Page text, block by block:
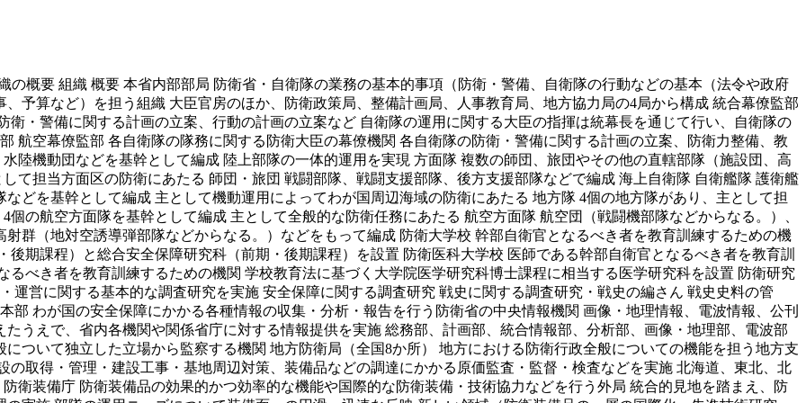
の概要 組織 概要 本省内部部局 防衛省・自衛隊の業務の基本的事項（防衛・警備、自衛隊の行動などの基本（法令や政府
予算など）を担う組織 大臣官房のほか、防衛政策局、整備計画局、人事教育局、地方協力局の4局から構成 統合幕僚監部
・警備に関する計画の立案、行動の計画の立案など 自衛隊の運用に関する大臣の指揮は統幕長を通じて行い、自衛隊の
航空幕僚監部 各自衛隊の隊務に関する防衛大臣の幕僚機関 各自衛隊の防衛・警備に関する計画の立案、防衛力整備、教
陸機動団などを基幹として編成 陸上部隊の一体的運用を実現 方面隊 複数の師団、旅団やその他の直轄部隊（施設団、高
て担当方面区の防衛にあたる 師団・旅団 戦闘部隊、戦闘支援部隊、後方支援部隊などで編成 海上自衛隊 自衛艦隊 護衛艦
どを基幹として編成 主として機動運用によってわが国周辺海域の防衛にあたる 地方隊 4個の地方隊があり、主として担
の航空方面隊を基幹として編成 主として全般的な防衛任務にあたる 航空方面隊 航空団（戦闘機部隊などからなる。）、
群（地対空誘導弾部隊などからなる。）などをもって編成 防衛大学校 幹部自衛官となるべき者を教育訓練するための機
期課程）と総合安全保障研究科（前期・後期課程）を設置 防衛医科大学校 医師である幹部自衛官となるべき者を教育訓
べき者を教育訓練するための機関 学校教育法に基づく大学院医学研究科博士課程に相当する医学研究科を設置 防衛研究
運営に関する基本的な調査研究を実施 安全保障に関する調査研究 戦史に関する調査研究・戦史の編さん 戦史史料の管
部 わが国の安全保障にかかる各種情報の収集・分析・報告を行う防衛省の中央情報機関 画像・地理情報、電波情報、公刊
うえで、省内各機関や関係省庁に対する情報提供を実施 総務部、計画部、統合情報部、分析部、画像・地理部、電波部
ついて独立した立場から監察する機関 地方防衛局（全国8か所） 地方における防衛行政全般についての機能を担う地方支
取得・管理・建設工事・基地周辺対策、装備品などの調達にかかる原価監査・監督・検査などを実施 北海道、東北、北
衛装備庁 防衛装備品の効果的かつ効率的な機能や国際的な防衛装備・技術協力などを行う外局 統合的見地を踏まえ、防